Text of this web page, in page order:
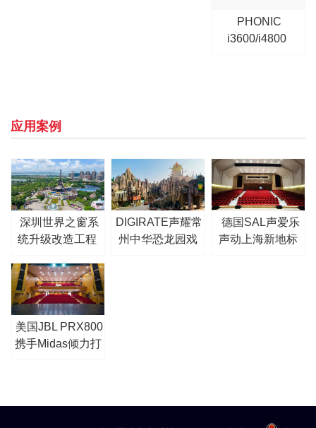
PHONIC
i3600/i4800
应用案例
深圳世界之窗系
统升级改造工程
DIGIRATE声耀常
州中华恐龙园戏
德国SAL声爱乐
声动上海新地标
美国JBL PRX800
携手Midas倾力打